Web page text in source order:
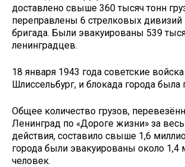
доставлено свыше 360 тысяч тонн
переправлены 6 стрелковых дивизий
бригада. Были эвакуированы 539
ленинградцев.
18 января 1943 года советские
Шлиссельбург, и блокада города была
Общее количество грузов,
Ленинград по «Дороге жизни» за
действия, составило свыше 1,6
города были эвакуированы около 1,4
человек.